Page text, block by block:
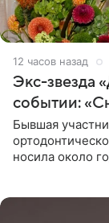
12 часов назад
Экс-звезда
событии:
Бывшая
носила около